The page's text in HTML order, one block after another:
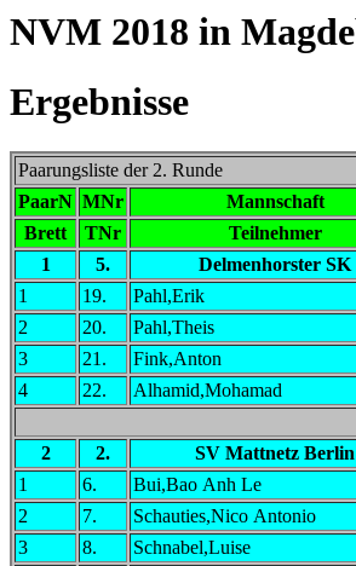
NVM 2018 in
Ergebnisse
Paarungsliste der 2. Runde
PaarN MNr Mannschaft
Brett
TNr Teilnehmer
1
5. Delmenhorster SK
1
19. Pahl,Erik
2
20. Pahl,Theis
3
21. Fink,Anton
4
22. Alhamid,Mohamad
2 2. SV Mattnetz Berlin
1
6. Bui,Bao Anh Le
2
7. Schauties,Nico Antonio
3
8. Schnabel,Luise